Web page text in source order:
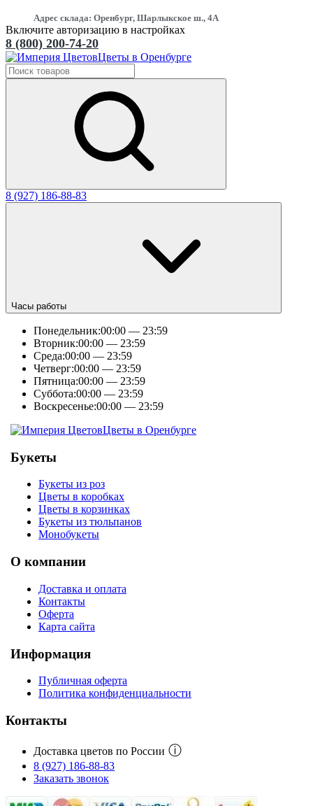
Адрес склада: Оренбург, Шарлыкское ш., 4А
Включите авторизацию в настройках
8 (800) 200-74-20
Цветы в Оренбурге
8 (927) 186-88-83
Часы работы
Понедельник:00:00 — 23:59
Вторник:00:00 — 23:59
Среда:00:00 — 23:59
Четверг:00:00 — 23:59
Пятница:00:00 — 23:59
Суббота:00:00 — 23:59
Воскресенье:00:00 — 23:59
Цветы в Оренбурге
Букеты
Букеты из роз
Цветы в коробках
Цветы в корзинках
Букеты из тюльпанов
Монобукеты
О компании
Доставка и оплата
Контакты
Оферта
Карта сайта
Информация
Публичная оферта
Политика конфиденциальности
Контакты
Доставка цветов по России ⓘ
8 (927) 186-88-83
Заказать звонок